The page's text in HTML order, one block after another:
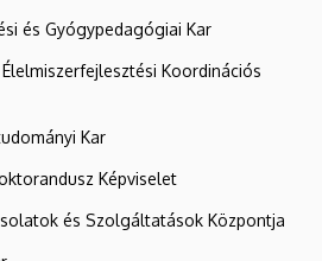
és Gyógypedagógiai Kar
Koordinációs
Kar
Képviselet
és Szolgáltatások Központja